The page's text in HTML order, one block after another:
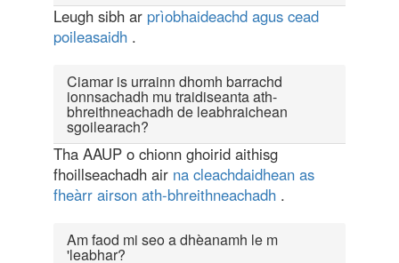
Leugh sibh ar prìobhaideachd agus cead
poileasaidh .
Ciamar is urrainn dhomh barrachd
ionnsachadh mu traidiseanta ath-
bhreithneachadh de leabhraichean
sgoilearach?
Tha AAUP o chionn ghoirid aithisg
fhoillseachadh air na cleachdaidhean as
fheàrr airson ath-bhreithneachadh .
Am faod mi seo a dhèanamh le m
'leabhar?